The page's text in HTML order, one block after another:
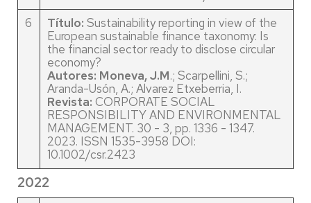
6
Título: Sustainability reporting in view of the
European sustainable finance taxonomy: Is
the financial sector ready to disclose circular
economy?
Autores: Moneva, J.M.; Scarpellini, S.;
Aranda-Usón, A.; Alvarez Etxeberria, I.
Revista: CORPORATE SOCIAL
RESPONSIBILITY AND ENVIRONMENTAL
MANAGEMENT. 30 - 3, pp. 1336 - 1347.
2023. ISSN 1535-3958 DOI:
10.1002/csr.2423
2022